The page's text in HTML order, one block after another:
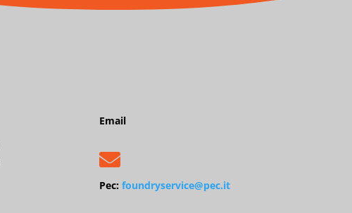
Email

Pec:foundryservice@pec.it